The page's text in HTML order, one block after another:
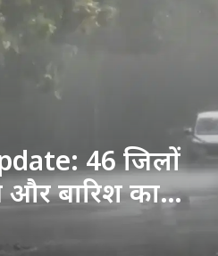
46 जिलों
और बारिश का
पूरे हफ्ते